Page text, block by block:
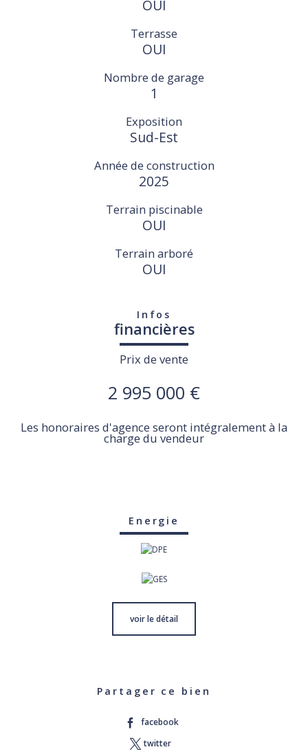
OUI
Terrasse
OUI
Nombre de garage
1
Exposition
Sud-Est
Année de construction
2025
Terrain piscinable
OUI
Terrain arboré
OUI
Infos
financières
Prix de vente
2 995 000 €
Les honoraires d'agence seront intégralement à la
charge du vendeur
Energie
voir le détail
Partager ce bien
facebook
twitter